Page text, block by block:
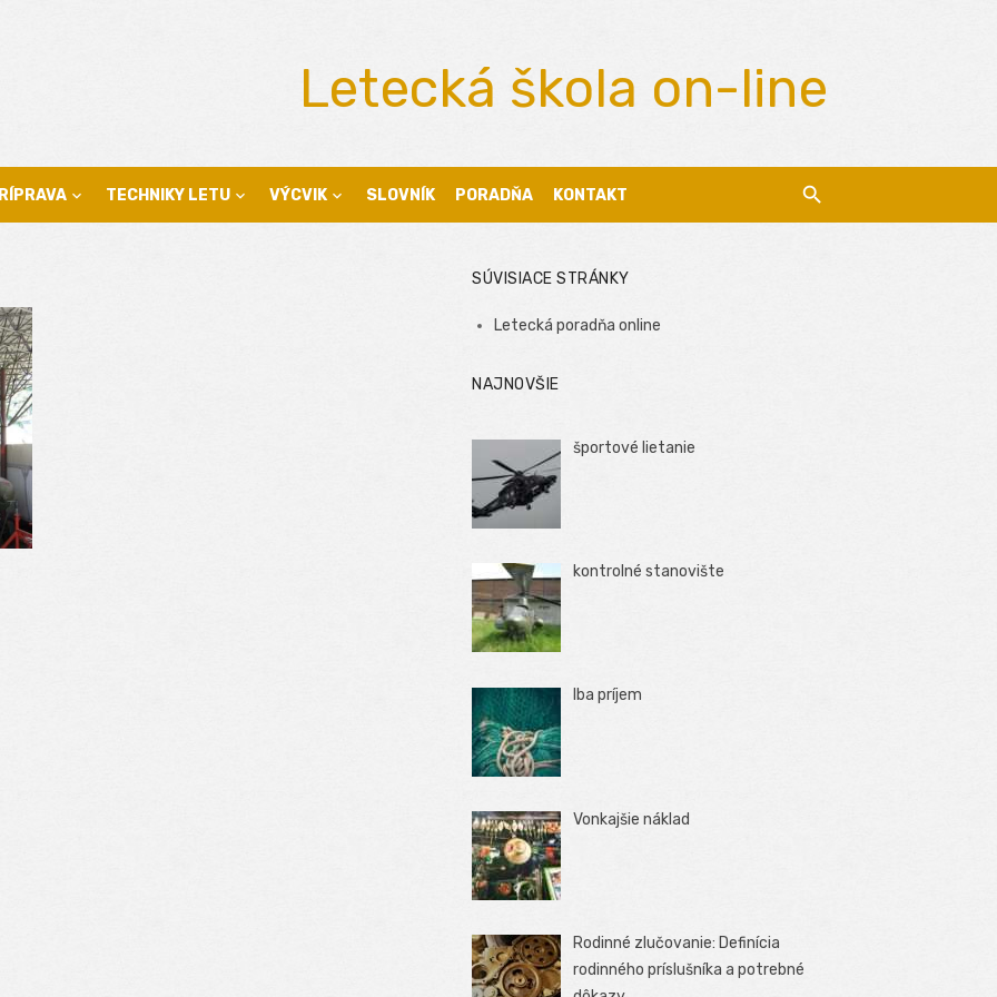
Letecká škola on-line
TECHNIKY LETU VÝCVIK SLOVNÍK PORADŇA KONTAKT
SÚVISIACE STRÁNKY
Letecká poradňa online
NAJNOVŠIE
športové lietanie
kontrolné stanovište
Iba príjem
Vonkajšie náklad
Rodinné zlučovanie: Definícia
rodinného príslušníka a potrebné